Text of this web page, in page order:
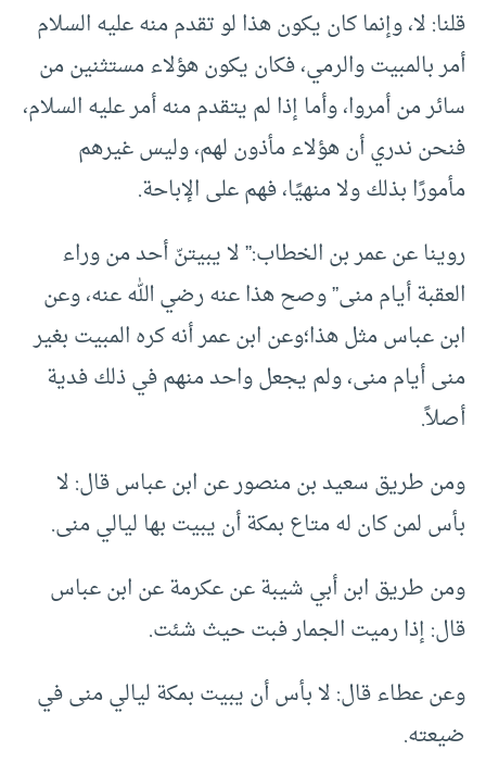
قلنا: لا، وإنما كان يكون هذا لو تقدم منه عليه السلام
أمر بالمبيت والرمي، فكان يكون هؤلاء مستثنين من
سائر من أمروا، وأما إذا لم يتقدم منه أمر عليه السلام،
فنحن ندري أن هؤلاء مأذون لهم، وليس غيرهم
مأمورًا بذلك ولا منهيًا، فهم على الإباحة.
روينا عن عمر بن الخطاب:” لا يبيتنّ أحد من وراء
العقبة أيام منى” وصح هذا عنه رضي الله عنه، وعن
ابن عباس مثل هذا؛وعن ابن عمر أنه كره المبيت بغير
منى أيام منى، ولم يجعل واحد منهم في ذلك فدية
أصلاً.
ومن طريق سعيد بن منصور عن ابن عباس قال: لا
بأس لمن كان له متاع بمكة أن يبيت بها ليالي منى.
ومن طريق ابن أبي شيبة عن عكرمة عن ابن عباس
قال: إذا رميت الجمار فبت حيث شئت.
وعن عطاء قال: لا بأس أن يبيت بمكة ليالي منى في
ضيعته.